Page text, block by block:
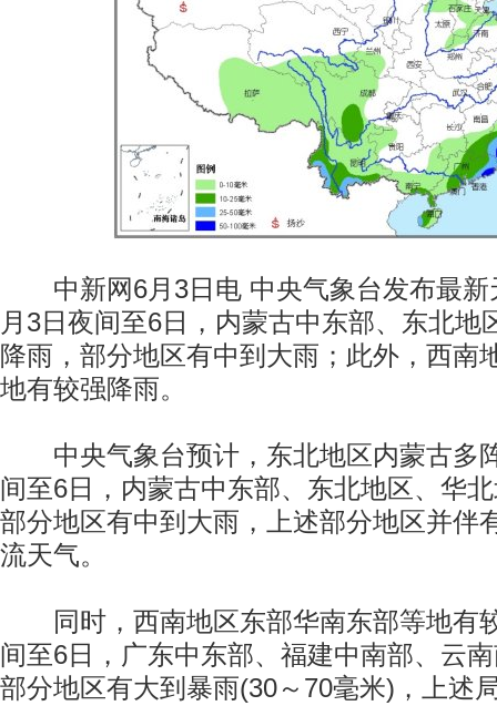
中新网6月3日电 中央气象台发布最新
月3日夜间至6日，内蒙古中东部、东北地
降雨，部分地区有中到大雨；此外，西南
地有较强降雨。
中央气象台预计，东北地区内蒙古多
间至6日，内蒙古中东部、东北地区、华
部分地区有中到大雨，上述部分地区并伴
流天气。
同时，西南地区东部华南东部等地有
间至6日，广东中东部、福建中南部、云
部分地区有大到暴雨(30～70毫米)，上述